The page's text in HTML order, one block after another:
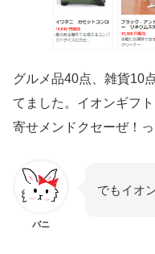
グルメ品40点、雑貨10
てました。イオンギフ
寄せメンドクセーぜ！
バニ
でもイオ